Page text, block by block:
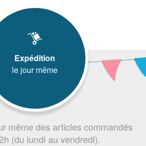
Expédition
le jour même
même des articles commandés
(du lundi au vendredi).